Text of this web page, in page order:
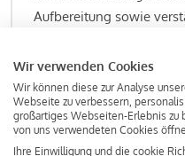
Aufbereitung sowie
Kreditgeschäft gehören
Schwerpunktsetzungen
Wir verwenden Cookies
Wir können diese zur Analyse
Webseite zu verbessern,
großartiges Webseiten-Erlebnis zu
von uns verwendeten Cookies
Ihre Einwilligung und die cookie